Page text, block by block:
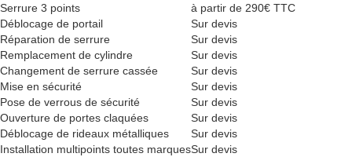
Serrure 3 points
à partir de 290€ TTC
Déblocage de portail
Sur devis
Réparation de serrure
Sur devis
Remplacement de cylindre
Sur devis
Changement de serrure cassée
Sur devis
Mise en sécurité
Sur devis
Pose de verrous de sécurité
Sur devis
Ouverture de portes claquées
Sur devis
Déblocage de rideaux métalliques
Sur devis
Installation multipoints toutes marquesSur devis